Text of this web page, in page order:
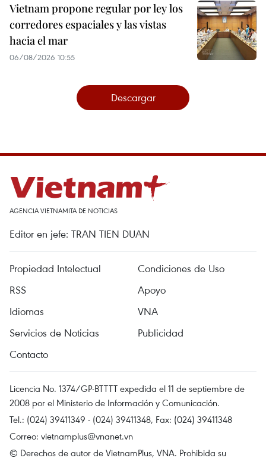
Vietnam propone regular por ley los
corredores espaciales y las vistas
hacia el mar
06/08/2026 10:55
Descargar
AGENCIA VIETNAMITA DE NOTICIAS
Editor en jefe: TRAN TIEN DUAN
Propiedad Intelectual
Condiciones de Uso
RSS
Apoyo
Idiomas
VNA
Servicios de Noticias
Publicidad
Contacto
Licencia No. 1374/GP-BTTTT expedida el 11 de septiembre de
2008 por el Ministerio de Información y Comunicación.
Tel.: (024) 39411349 - (024) 39411348, Fax: (024) 39411348
Correo: vietnamplus@vnanet.vn
© Derechos de autor de VietnamPlus, VNA. Prohibida su